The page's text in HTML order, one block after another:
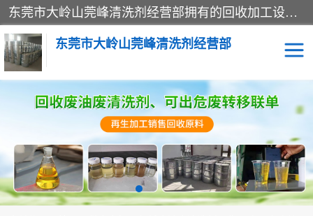
东莞市大岭山莞峰清洗剂经营部拥有的回收加工设备，大量废油回收、废清洗剂回收、废溶剂油回收、机械废油废清洗剂回收、废碳氢回收、碳氢液压油回收、碳氢二氯回收等废清洗剂处理；我们只是提供废旧化工原料的循环使用存放点，执行正规的存放，有正规的回收资质处理。同时我们公司批发零售回收级清洗剂，脱模油再生基础油，质量保证。
东莞市大岭山莞峰清洗剂经营部
废清洗剂回收
废溶剂油回收 机械废油废清洗剂回收
废碳氢回收 碳氢液压油回收